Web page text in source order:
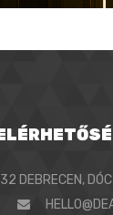
DEBRECEN,